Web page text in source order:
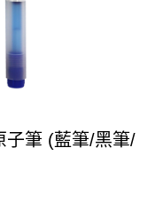
子筆 (藍筆/黑筆/